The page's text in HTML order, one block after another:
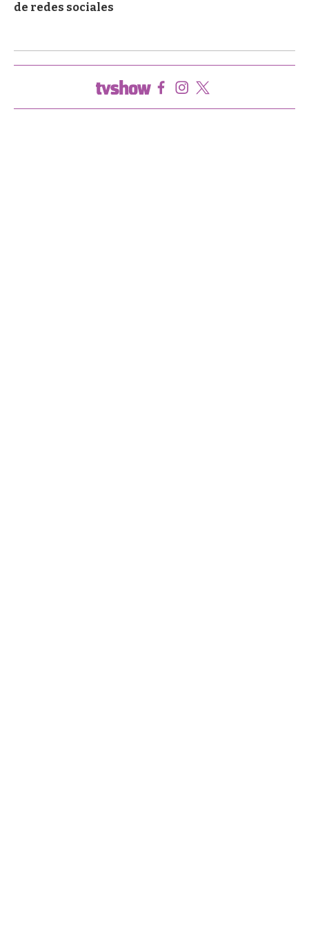
de redes sociales